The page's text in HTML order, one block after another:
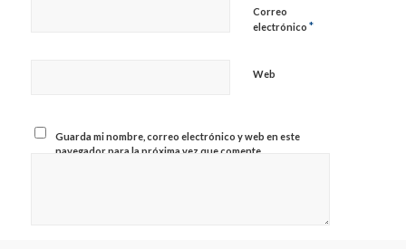
Correo
electrónico *
Web
Guarda mi nombre, correo electrónico y web en este
navegador para la próxima vez que comente.